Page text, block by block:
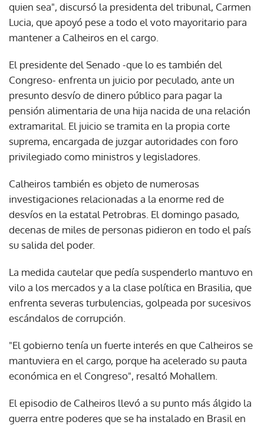
quien sea", discursó la presidenta del tribunal, Carmen
Lucia, que apoyó pese a todo el voto mayoritario para
mantener a Calheiros en el cargo.
El presidente del Senado -que lo es también del
Congreso- enfrenta un juicio por peculado, ante un
presunto desvío de dinero público para pagar la
pensión alimentaria de una hija nacida de una relación
extramarital. El juicio se tramita en la propia corte
suprema, encargada de juzgar autoridades con foro
privilegiado como ministros y legisladores.
Calheiros también es objeto de numerosas
investigaciones relacionadas a la enorme red de
desvíos en la estatal Petrobras. El domingo pasado,
decenas de miles de personas pidieron en todo el país
su salida del poder.
La medida cautelar que pedía suspenderlo mantuvo en
vilo a los mercados y a la clase política en Brasilia, que
enfrenta severas turbulencias, golpeada por sucesivos
escándalos de corrupción.
"El gobierno tenía un fuerte interés en que Calheiros se
mantuviera en el cargo, porque ha acelerado su pauta
económica en el Congreso", resaltó Mohallem.
El episodio de Calheiros llevó a su punto más álgido la
guerra entre poderes que se ha instalado en Brasil en